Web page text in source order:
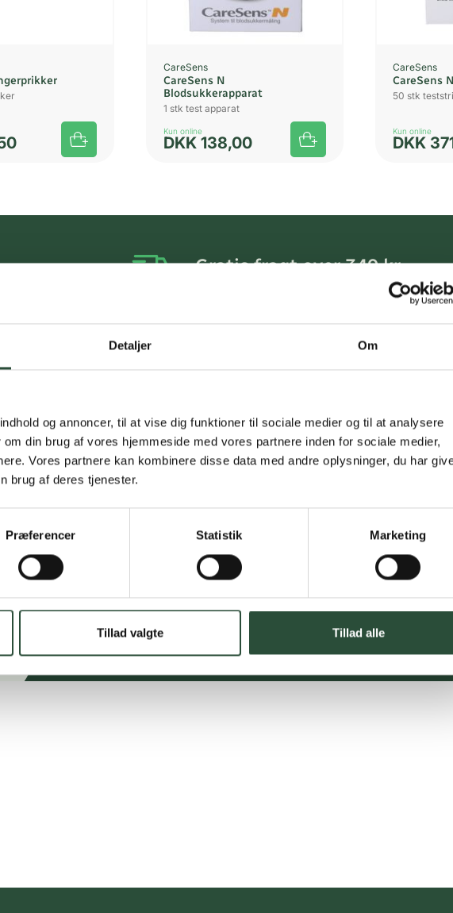
Detaljer Om
og annoncer, til at vise dig funktioner til sociale medier og til at analysere
din brug af vores hjemmeside med vores partnere inden for sociale medier,
Vores partnere kan kombinere disse data med andre oplysninger, du har
brug af deres tjenester.
Præferencer Statistik Marketing
Tillad valgte Tillad alle
CareSens
CareSens N
Blodsukkerapparat
1 stk test apparat
Kun online
DKK 138,00
CareSens
CareSens
50 stk
Kun online
DKK
Gratis fragt over 349 kr.
Personlig rådgivning
Hurtig levering (30 min. i Kbh)
Hurtigt leveringen via GLS, og DAO
Stort udvalg af kendte
Vi tilbyder et stort udvalg af kendte cremer,